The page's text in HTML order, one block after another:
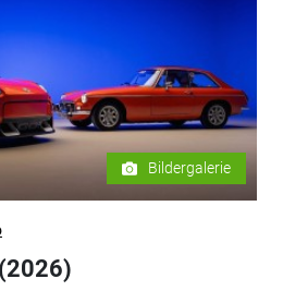
Bildergalerie